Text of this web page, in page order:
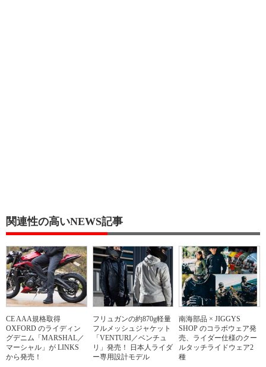
関連性の高いNEWS記事
CE AAA規格取得
OXFORD のライディン
グデニム「MARSHAL／
マーシャル」が LINKS
から発売！
フリュガンの約870g軽量
フルメッシュジャケット
「VENTURI／ベンチュ
リ」発売！ 日本人ライダ
ー専用設計モデル
南海部品 × JIGGYS
SHOP のコラボウェア発
売、ライダー仕様のクー
ルタッチライドウェア2
種